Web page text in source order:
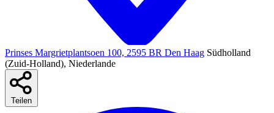
Prinses Margrietplantsoen 100, 2595 BR Den Haag Südholland
(Zuid-Holland), Niederlande
Teilen